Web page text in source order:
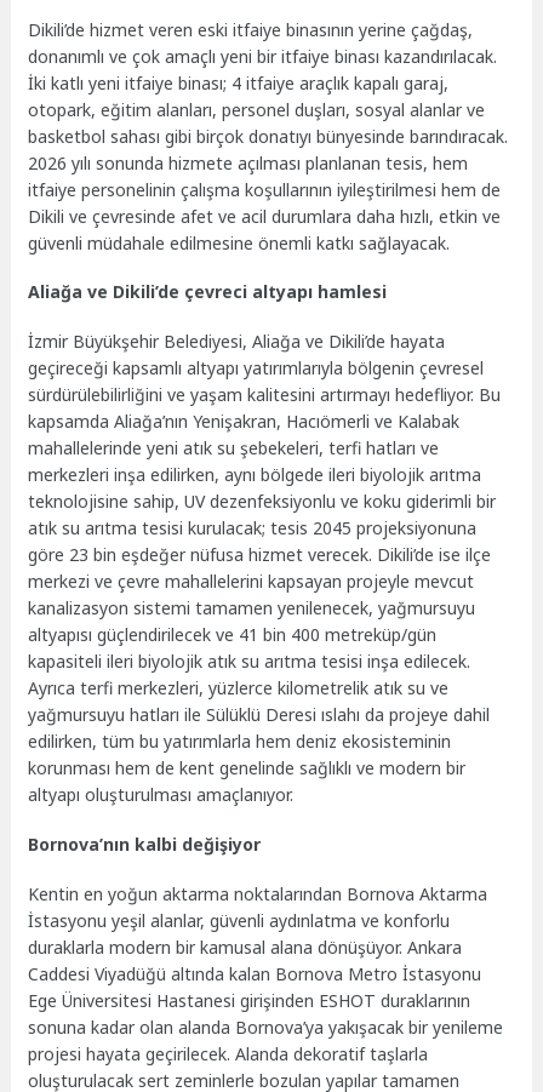
Dikili’de hizmet veren eski itfaiye binasının yerine çağdaş,
donanımlı ve çok amaçlı yeni bir itfaiye binası kazandırılacak.
İki katlı yeni itfaiye binası; 4 itfaiye araçlık kapalı garaj,
otopark, eğitim alanları, personel duşları, sosyal alanlar ve
basketbol sahası gibi birçok donatıyı bünyesinde barındıracak.
2026 yılı sonunda hizmete açılması planlanan tesis, hem
itfaiye personelinin çalışma koşullarının iyileştirilmesi hem de
Dikili ve çevresinde afet ve acil durumlara daha hızlı, etkin ve
güvenli müdahale edilmesine önemli katkı sağlayacak.
Aliağa ve Dikili’de çevreci altyapı hamlesi
İzmir Büyükşehir Belediyesi, Aliağa ve Dikili’de hayata
geçireceği kapsamlı altyapı yatırımlarıyla bölgenin çevresel
sürdürülebilirliğini ve yaşam kalitesini artırmayı hedefliyor. Bu
kapsamda Aliağa’nın Yenişakran, Hacıömerli ve Kalabak
mahallelerinde yeni atık su şebekeleri, terfi hatları ve
merkezleri inşa edilirken, aynı bölgede ileri biyolojik arıtma
teknolojisine sahip, UV dezenfeksiyonlu ve koku giderimli bir
atık su arıtma tesisi kurulacak; tesis 2045 projeksiyonuna
göre 23 bin eşdeğer nüfusa hizmet verecek. Dikili’de ise ilçe
merkezi ve çevre mahallelerini kapsayan projeyle mevcut
kanalizasyon sistemi tamamen yenilenecek, yağmursuyu
altyapısı güçlendirilecek ve 41 bin 400 metreküp/gün
kapasiteli ileri biyolojik atık su arıtma tesisi inşa edilecek.
Ayrıca terfi merkezleri, yüzlerce kilometrelik atık su ve
yağmursuyu hatları ile Sülüklü Deresi ıslahı da projeye dahil
edilirken, tüm bu yatırımlarla hem deniz ekosisteminin
korunması hem de kent genelinde sağlıklı ve modern bir
altyapı oluşturulması amaçlanıyor.
Bornova’nın kalbi değişiyor
Kentin en yoğun aktarma noktalarından Bornova Aktarma
İstasyonu yeşil alanlar, güvenli aydınlatma ve konforlu
duraklarla modern bir kamusal alana dönüşüyor. Ankara
Caddesi Viyadüğü altında kalan Bornova Metro İstasyonu
Ege Üniversitesi Hastanesi girişinden ESHOT duraklarının
sonuna kadar olan alanda Bornova’ya yakışacak bir yenileme
projesi hayata geçirilecek. Alanda dekoratif taşlarla
oluşturulacak sert zeminlerle bozulan yapılar tamamen